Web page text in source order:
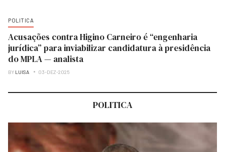
POLITICA
Acusações contra Higino Carneiro é “engenharia
jurídica” para inviabilizar candidatura à presidência
do MPLA — analista
BY LUISA 03-DEZ-2025
POLITICA